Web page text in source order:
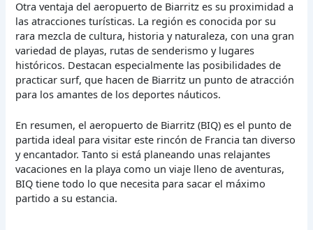
Otra ventaja del aeropuerto de Biarritz es su proximidad a
las atracciones turísticas. La región es conocida por su
rara mezcla de cultura, historia y naturaleza, con una gran
variedad de playas, rutas de senderismo y lugares
históricos. Destacan especialmente las posibilidades de
practicar surf, que hacen de Biarritz un punto de atracción
para los amantes de los deportes náuticos.
En resumen, el aeropuerto de Biarritz (BIQ) es el punto de
partida ideal para visitar este rincón de Francia tan diverso
y encantador. Tanto si está planeando unas relajantes
vacaciones en la playa como un viaje lleno de aventuras,
BIQ tiene todo lo que necesita para sacar el máximo
partido a su estancia.